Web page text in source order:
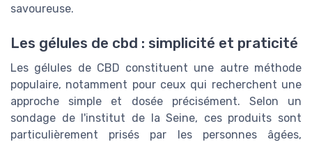
savoureuse.
Les gélules de cbd : simplicité et praticité
Les gélules de CBD constituent une autre méthode
populaire, notamment pour ceux qui recherchent une
approche simple et dosée précisément. Selon un
sondage de l'institut de la Seine, ces produits sont
particulièrement prisés par les personnes âgées,